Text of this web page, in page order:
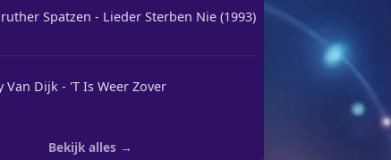
Spatzen - Lieder Sterben Nie (1993)
Van Dijk - 'T Is Weer Zover
Bekijk alles →